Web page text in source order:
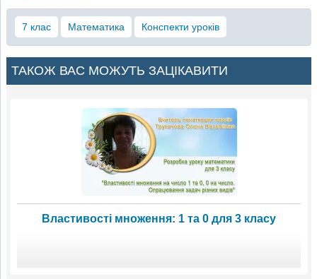
7 клас Математика Конспекти уроків
ТАКОЖ ВАС МОЖУТЬ ЗАЦІКАВИТИ
Властивості множення: 1 та 0 для 3 класу